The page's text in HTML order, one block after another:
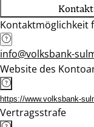
Kontaktmöglichkeit
info@volksbank-
Website des
https://www.volksbank-
Vertragsstrafe